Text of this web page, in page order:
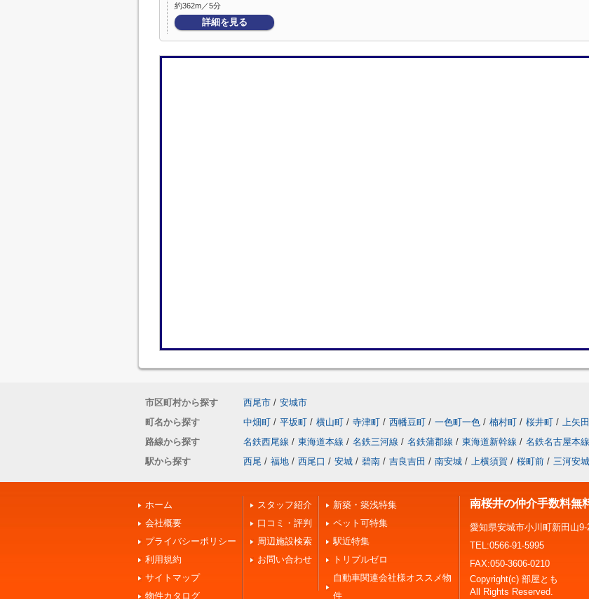
約362m／5分
詳細を見る
市区町村から探す 西尾市 / 安城市
町名から探す
中畑町 / 平坂町 / 横山町 / 寺津町 / 西幡豆町 / 一色町一色 / 楠村町 / 桜井町 / 上矢
路線から探す
名鉄西尾線 / 東海道本線 / 名鉄三河線 / 名鉄蒲郡線 / 東海道新幹線 / 名鉄名古屋本線
駅から探す
西尾 / 福地 / 西尾口 / 安城 / 碧南 / 吉良吉田 / 南安城 / 上横須賀 / 桜町前 / 三河安城
ホーム
会社概要
プライバシーポリシー
利用規約
サイトマップ
物件カタログ
スタッフ紹介
口コミ・評判
周辺施設検索
お問い合わせ
新築・築浅特集
ペット可特集
駅近特集
トリプルゼロ
自動車関連会社様オススメ物
件
南桜井の仲介手数料無
愛知県安城市小川町新田山9-
TEL:0566-91-5995
FAX:050-3606-0210
Copyright(c) 部屋とも
All Rights Reserved.